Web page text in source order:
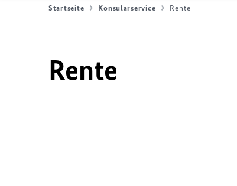
Startseite Konsularservice Rente
Rente